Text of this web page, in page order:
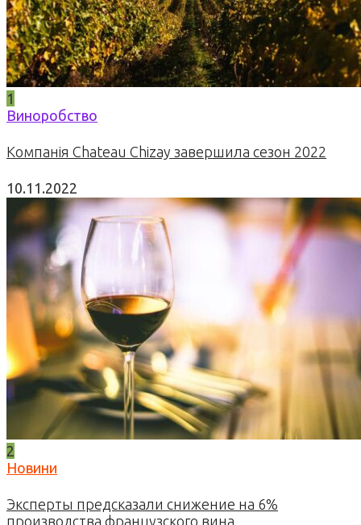
1
Виноробство
Компанія Chateau Chizay завершила сезон 2022
10.11.2022
2
Новини
Эксперты предсказали снижение на 6%
производства французского вина